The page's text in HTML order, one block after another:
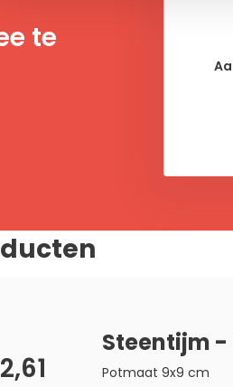
te
2,61
Steentijm
Potmaat 9x9 cm